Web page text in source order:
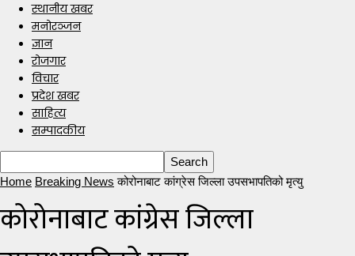
स्थानीय खबर
मनोरञ्जन
ज्ञान
रोजगार
विचार
प्रदेश खबर
साहित्य
सम्पादकीय
Home Breaking News कोरोनाबाट कांग्रेस जिल्ला उपसभापतिको मृत्यु
कोरोनाबाट कांग्रेस जिल्ला